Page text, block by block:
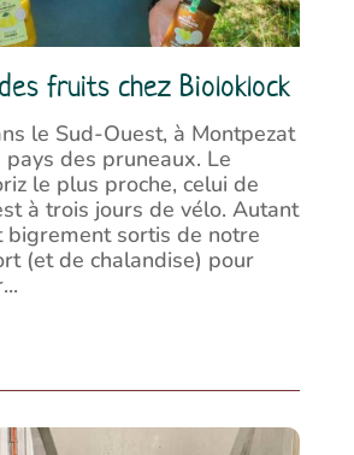
fruits chez Bioloklock
le Sud-Ouest, à Montpezat
pays des pruneaux. Le
le plus proche, celui de
à trois jours de vélo. Autant
bigrement sortis de notre
(et de chalandise) pour